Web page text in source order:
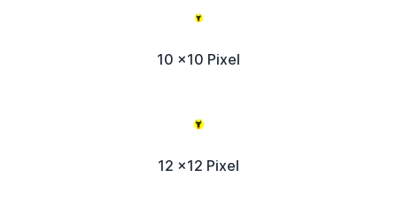
10 x10 Pixel
12 x12 Pixel